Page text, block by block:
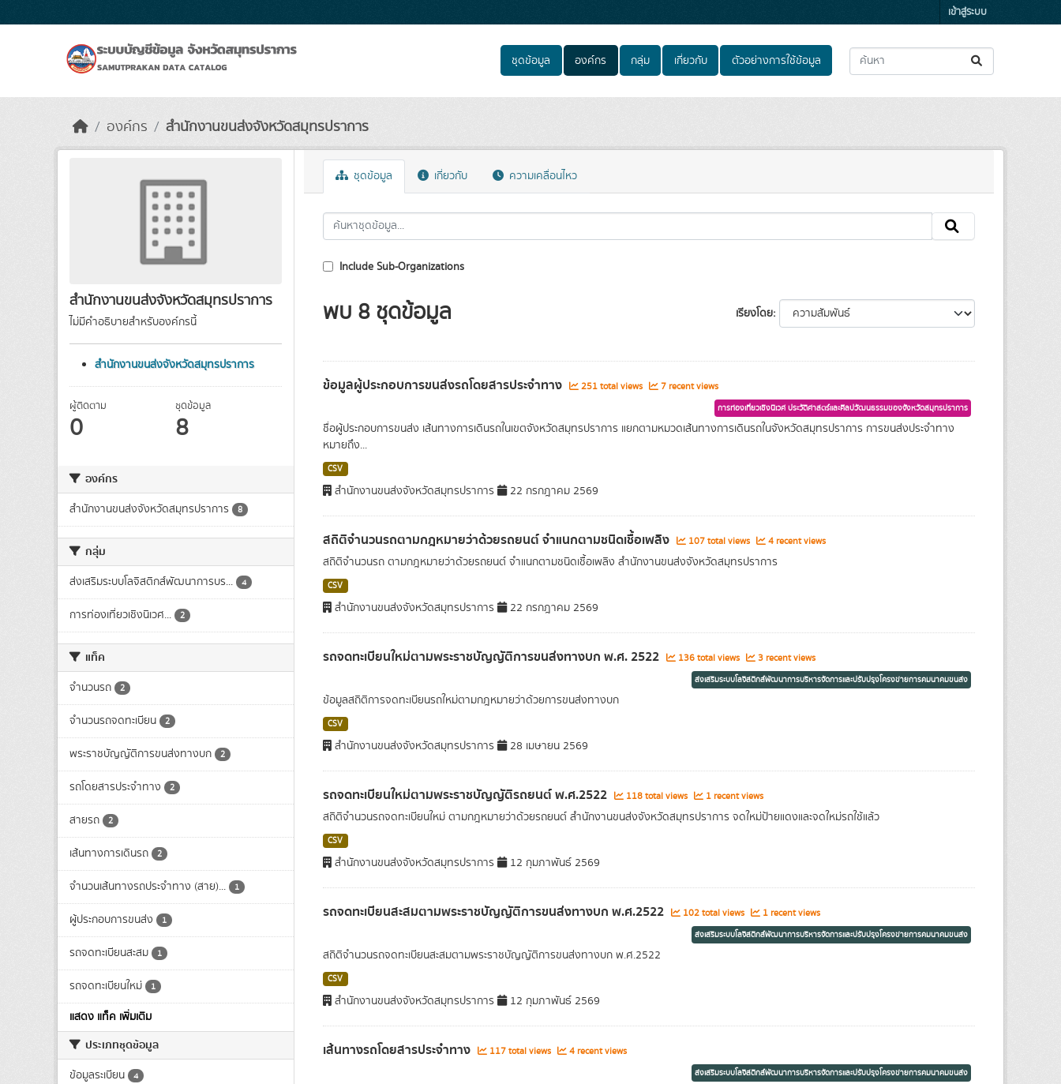
เข้าสู่ระบบ
ชุดข้อมูล องค์กร กลุ่ม เกี่ยวกับ ตัวอย่างการใช้ข้อมูล
องค์กร สำนักงานขนส่งจังหวัดสมุทรปราการ
สำนักงานขนส่งจังหวัดสมุทรปราการ
ไม่มีคำอธิบายสำหรับองค์กรนี้
สำนักงานขนส่งจังหวัดสมุทรปราการ
ผู้ติดตาม
0
ชุดข้อมูล
8
องค์กร
สำนักงานขนส่งจังหวัดสมุทรปราการ 8
กลุ่ม
ส่งเสริมระบบโลจิสติกส์พัฒนาการบร... 4
การท่องเที่ยวเชิงนิเวศ... 2
แท็ค
จำนวนรถ 2
จำนวนรถจดทะเบียน 2
พระราชบัญญัติการขนส่งทางบก 2
รถโดยสารประจำทาง 2
สายรถ 2
เส้นทางการเดินรถ 2
จำนวนเส้นทางรถประจำทาง (สาย)... 1
ผู้ประกอบการขนส่ง 1
รถจดทะเบียนสะสม 1
รถจดทะเบียนใหม่ 1
แสดง แท็ค เพิ่มเติม
ประเภทชุดข้อมูล
ข้อมูลระเบียน 4
ชุดข้อมูล เกี่ยวกับ ความเคลื่อนไหว
Include Sub-Organizations
เรียงโดย
พบ 8 ชุดข้อมูล
ข้อมูลผู้ประกอบการขนส่งรถโดยสารประจำทาง 251 total views 7 recent views
การท่องเที่ยวเชิงนิเวศ ประวัติศาสตร์และศิลปวัฒนธรรมของจังหวัดสมุทรปราการ
ชื่อผู้ประกอบการขนส่ง เส้นทางการเดินรถในเขตจังหวัดสมุทรปราการ แยกตามหมวดเส้นทางการเดินรถในจังหวัดสมุทรปราการ การขนส่งประจำทาง
หมายถึง...
CSV
สำนักงานขนส่งจังหวัดสมุทรปราการ 22 กรกฎาคม 2569
สถิติจำนวนรถตามกฎหมายว่าด้วยรถยนต์ จำแนกตามชนิดเชื้อเพลิง 107 total views 4 recent views
สถิติจำนวนรถ ตามกฎหมายว่าด้วยรถยนต์ จำแนกตามชนิดเชื้อเพลิง สำนักงานขนส่งจังหวัดสมุทรปราการ
CSV
สำนักงานขนส่งจังหวัดสมุทรปราการ 22 กรกฎาคม 2569
รถจดทะเบียนใหม่ตามพระราชบัญญัติการขนส่งทางบก พ.ศ. 2522 136 total views 3 recent views
ส่งเสริมระบบโลจิสติกส์พัฒนาการบริหารจัดการและปรับปรุงโครงข่ายการคมนาคมขนส่ง
ข้อมูลสถิติการจดทะเบียนรถใหม่ตามกฎหมายว่าด้วยการขนส่งทางบก
CSV
สำนักงานขนส่งจังหวัดสมุทรปราการ 28 เมษายน 2569
รถจดทะเบียนใหม่ตามพระราชบัญญัติรถยนต์ พ.ศ.2522 118 total views 1 recent views
สถิติจำนวนรถจดทะเบียนใหม่ ตามกฎหมายว่าด้วยรถยนต์ สำนักงานขนส่งจังหวัดสมุทรปราการ จดใหม่ป้ายแดงและจดใหม่รถใช้แล้ว
CSV
สำนักงานขนส่งจังหวัดสมุทรปราการ 12 กุมภาพันธ์ 2569
รถจดทะเบียนสะสมตามพระราชบัญญัติการขนส่งทางบก พ.ศ.2522 102 total views 1 recent views
ส่งเสริมระบบโลจิสติกส์พัฒนาการบริหารจัดการและปรับปรุงโครงข่ายการคมนาคมขนส่ง
สถิติจำนวนรถจดทะเบียนสะสมตามพระราชบัญญัติการขนส่งทางบก พ.ศ.2522
CSV
สำนักงานขนส่งจังหวัดสมุทรปราการ 12 กุมภาพันธ์ 2569
เส้นทางรถโดยสารประจำทาง 117 total views 4 recent views
ส่งเสริมระบบโลจิสติกส์พัฒนาการบริหารจัดการและปรับปรุงโครงข่ายการคมนาคมขนส่ง